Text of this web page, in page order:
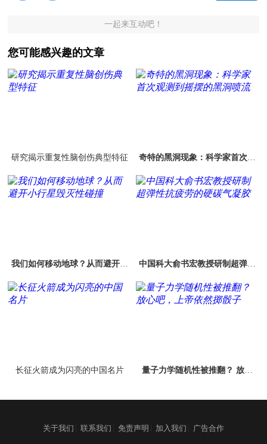
一起来互动吧！
您可能感兴趣的文章
研究揭示重复性脑创伤典型特征
奇特的黑洞现象：科学家首次观
我们如何移动地球？从而避开小
中国科大俞书宏教授研制超弹性
长征火箭成为闪亮的中国名片
量子力学随机性被推翻？ 放心
关于我们 联系我们 免责声明 加入我们 广告合作